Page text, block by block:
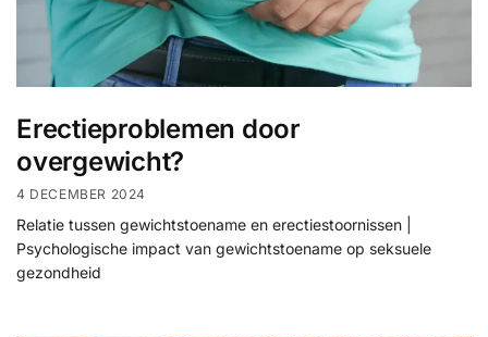
Erectieproblemen door
overgewicht?
4 DECEMBER 2024
Relatie tussen gewichtstoename en erectiestoornissen |
Psychologische impact van gewichtstoename op seksuele
gezondheid